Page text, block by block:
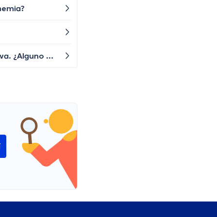
Desde hace un tiempo he tenido una tos persistente y me siento agotado. No tengo fiebre, pero la tos no se va. ¿Alguno de ustedes podría darme alguna idea sobre qué podría estar causando esta tos y cómo puedo aliviarla?